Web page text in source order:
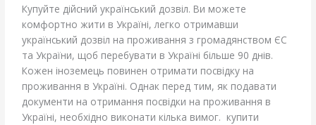
Купуйте дійсний український дозвіл. Ви можете
комфортно жити в Україні, легко отримавши
український дозвіл на проживання з громадянством ЄС
та України, щоб перебувати в Україні більше 90 днів.
Кожен іноземець повинен отримати посвідку на
проживання в Україні. Однак перед тим, як подавати
документи на отримання посвідки на проживання в
Україні, необхідно виконати кілька вимог. купити